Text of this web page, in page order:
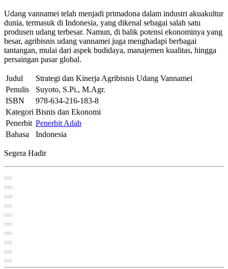
Udang vannamei telah menjadi primadona dalam industri akuakultur
dunia, termasuk di Indonesia, yang dikenal sebagai salah satu
produsen udang terbesar. Namun, di balik potensi ekonominya yang
besar, agribisnis udang vannamei juga menghadapi berbagai
tantangan, mulai dari aspek budidaya, manajemen kualitas, hingga
persaingan pasar global.
Judul
Strategi dan Kinerja Agribisnis Udang Vannamei
Penulis
Suyoto, S.Pi., M.Agr.
ISBN
978-634-216-183-8
Kategori Bisnis dan Ekonomi
Penerbit Penerbit Adab
Bahasa
Indonesia
Segera Hadir